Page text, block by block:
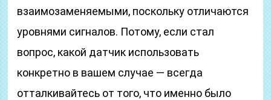
взаимозаменяемыми, поскольку отличаются
уровнями сигналов. Потому, если стал
вопрос, какой датчик использовать
конкретно в вашем случае — всегда
отталкивайтесь от того, что именно было